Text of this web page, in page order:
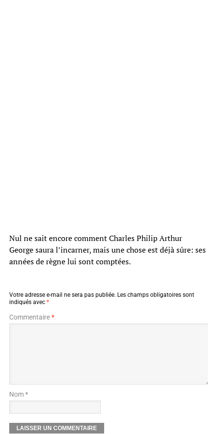
Nul ne sait encore comment Charles Philip Arthur
George saura l’incarner, mais une chose est déjà sûre: ses
années de règne lui sont comptées.
Votre adresse e-mail ne sera pas publiée. Les champs obligatoires sont
indiqués avec *
Commentaire*
Nom *